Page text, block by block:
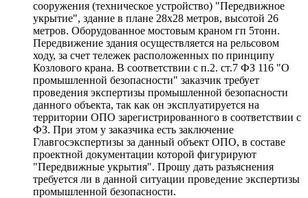
сооружения (техническое устройство) "Передвижное
укрытие", здание в плане 28х28 метров, высотой 26
метров. Оборудованное мостовым краном гп 5тонн.
Передвижение здания осуществляется на рельсовом
ходу, за счет тележек расположенных по принципу
Козлового крана. В соответствии с п.2. ст.7 ФЗ 116 "О
промышленной безопасности" заказчик требует
проведения экспертизы промышленной безопасности
данного объекта, так как он эксплуатируется на
территории ОПО зарегистрированного в соответствии с
ФЗ. При этом у заказчика есть заключение
Главгосэкспертизы за данный объект ОПО, в составе
проектной документации которой фигурируют
"Передвижные укрытия". Прошу дать разъяснения
требуется ли в данной ситуации проведение экспертизы
промышленной безопасности.